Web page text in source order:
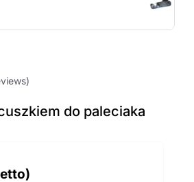
do paleciaka